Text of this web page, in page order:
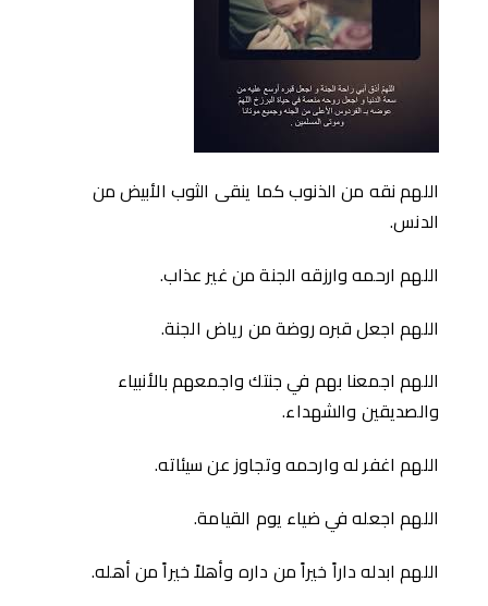
اللهم نقه من الذنوب كما ينقى الثوب الأبيض من
الدنس.
اللهم ارحمه وارزقه الجنة من غير عذاب.
اللهم اجعل قبره روضة من رياض الجنة.
اللهم اجمعنا بهم في جنتك واجمعهم بالأنبياء
والصديقين والشهداء.
اللهم اغفر له وارحمه وتجاوز عن سيئاته.
اللهم اجعله في ضياء يوم القيامة.
اللهم ابدله داراً خيراً من داره وأهلاً خيراً من أهله.